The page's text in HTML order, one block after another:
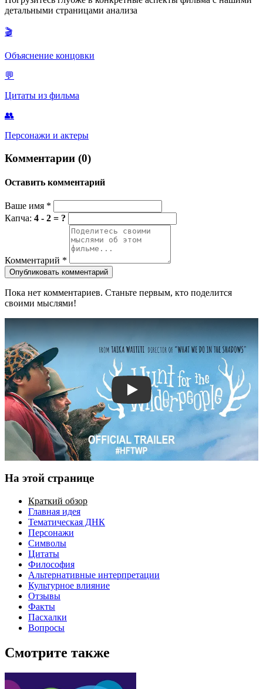
взрослые раздули из поисков двух отшельников угрозу
детальными страницами анализа
🎬
Объяснение концовки
💬
Цитаты из фильма
👥
Персонажи и актеры
Комментарии (0)
Оставить комментарий
Ваше имя *
Капча: 4 - 2 = ?
Комментарий *
Опубликовать комментарий
Пока нет комментариев. Станьте первым, кто поделится
своими мыслями!
Смотреть трейлер
На этой странице
Краткий обзор
Главная идея
Тематическая ДНК
Персонажи
Символы
Цитаты
Философия
Альтернативные интерпретации
Культурное влияние
Отзывы
Факты
Пасхалки
Вопросы
Смотрите также